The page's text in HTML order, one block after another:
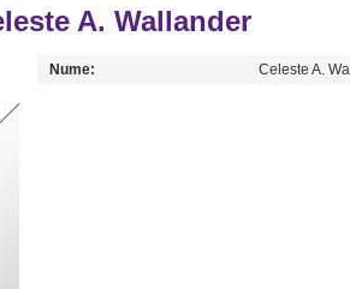
A. Wallander
Nume: Celeste A.